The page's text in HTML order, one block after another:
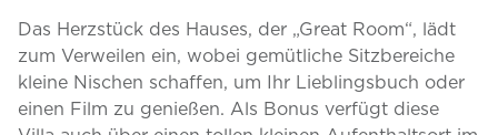
Das Herzstück des Hauses, der „Great Room“, lädt
zum Verweilen ein, wobei gemütliche Sitzbereiche
kleine Nischen schaffen, um Ihr Lieblingsbuch oder
einen Film zu genießen. Als Bonus verfügt diese